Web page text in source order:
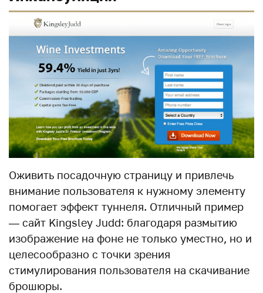
Оживить посадочную страницу и привлечь
внимание пользователя к нужному элементу
помогает эффект туннеля. Отличный пример
— сайт Kingsley Judd: благодаря размытию
изображение на фоне не только уместно, но и
целесообразно с точки зрения
стимулирования пользователя на скачивание
брошюры.